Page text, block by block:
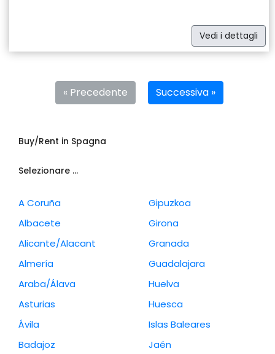
Vedi i dettagli
« Precedente Successiva »
Buy/Rent in Spagna
Selezionare ...
A Coruña
Albacete
Alicante/Alacant
Almería
Araba/Álava
Asturias
Ávila
Badajoz
Gipuzkoa
Girona
Granada
Guadalajara
Huelva
Huesca
Islas Baleares
Jaén